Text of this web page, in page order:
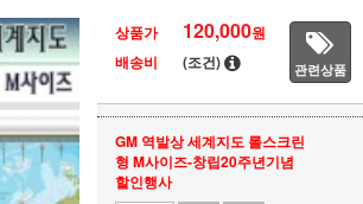
상품가 120,000원
배송비
(조건) 관련상품
GM 역발상 세계지도 롤스크린
형 M사이즈-창립20주년기념
할인행사